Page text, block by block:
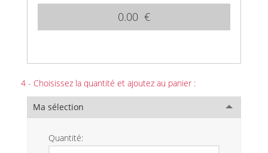
0.00 €
4 - Choisissez la quantité et ajoutez au panier :
Ma sélection
Quantité: